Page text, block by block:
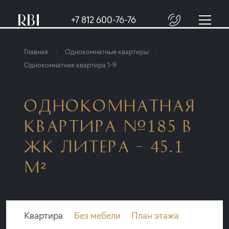
+7 812 600-76-76
Главная
Однокомнатные квартиры
Однокомнатная квартира 1-9
ОДНОКОМНАТНАЯ
КВАРТИРА №185 В
ЖК ЛИТЕРА - 45.1
М²
Квартира Без мебели План этажа